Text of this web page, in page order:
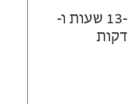
ייפתח עוד -13 שעות ‫ו-